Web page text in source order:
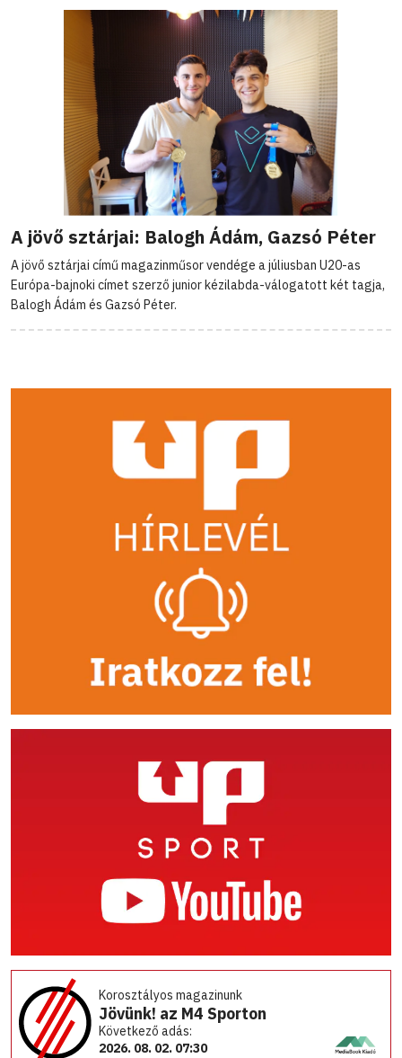
A jövő sztárjai: Balogh Ádám, Gazsó Péter
A jövő sztárjai című magazinműsor vendége a júliusban U20-as
Európa-bajnoki címet szerző junior kézilabda-válogatott két tagja,
Balogh Ádám és Gazsó Péter.
Korosztályos magazinunk
Jövünk! az M4 Sporton
Következő adás:
2026. 08. 02. 07:30